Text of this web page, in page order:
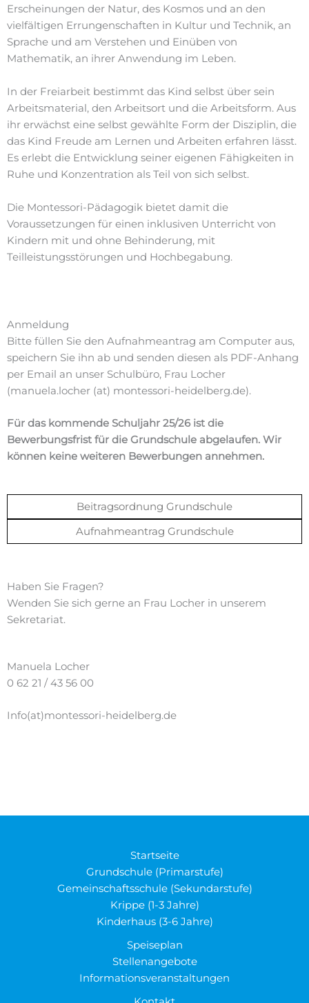
Erscheinungen der Natur, des Kosmos und an den
vielfältigen Errungenschaften in Kultur und Technik, an
Sprache und am Verstehen und Einüben von
Mathematik, an ihrer Anwendung im Leben.
In der Freiarbeit bestimmt das Kind selbst über sein
Arbeitsmaterial, den Arbeitsort und die Arbeitsform. Aus
ihr erwächst eine selbst gewählte Form der Disziplin, die
das Kind Freude am Lernen und Arbeiten erfahren lässt.
Es erlebt die Entwicklung seiner eigenen Fähigkeiten in
Ruhe und Konzentration als Teil von sich selbst.
Die Montessori-Pädagogik bietet damit die
Voraussetzungen für einen inklusiven Unterricht von
Kindern mit und ohne Behinderung, mit
Teilleistungsstörungen und Hochbegabung.
Anmeldung
Bitte füllen Sie den Aufnahmeantrag am Computer aus,
speichern Sie ihn ab und senden diesen als PDF-Anhang
per Email an unser Schulbüro, Frau Locher
(manuela.locher (at) montessori-heidelberg.de).
Für das kommende Schuljahr 25/26 ist die
Bewerbungsfrist für die Grundschule abgelaufen. Wir
können keine weiteren Bewerbungen annehmen.
Beitragsordnung Grundschule
Aufnahmeantrag Grundschule
Haben Sie Fragen?
Wenden Sie sich gerne an Frau Locher in unserem
Sekretariat.
Manuela Locher
0 62 21 / 43 56 00
Info(at)montessori-heidelberg.de
Startseite
Grundschule (Primarstufe)
Gemeinschaftsschule (Sekundarstufe)
Krippe (1-3 Jahre)
Kinderhaus (3-6 Jahre)
Speiseplan
Stellenangebote
Informationsveranstaltungen